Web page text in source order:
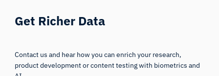
Get Richer Data
Contact us and hear how you can enrich your research,
product development or content testing with biometrics and